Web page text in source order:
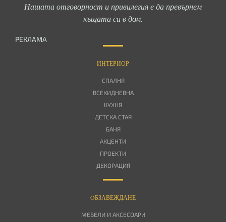
Нашата отговорност и привилегия е да превърнем
къщата си в дом.
РЕКЛАМА
ИНТЕРИОР
СПАЛНЯ
ВСЕКИДНЕВНА
КУХНЯ
ДЕТСКА СТАЯ
БАНЯ
АКЦЕНТИ
ПРОЕКТИ
ДЕКОРАЦИЯ
OБЗАВЕЖДАНЕ
МЕБЕЛИ И АКСЕСОАРИ